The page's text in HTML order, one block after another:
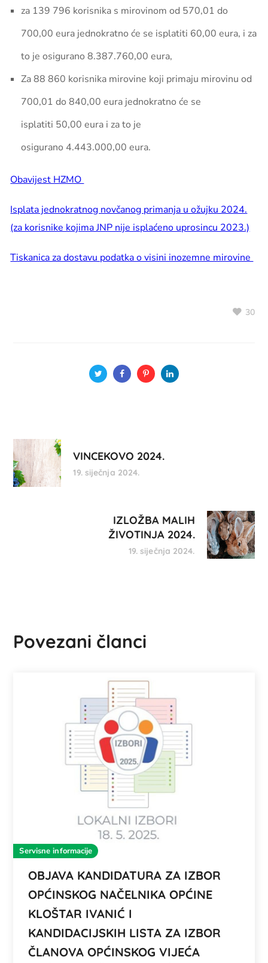
za 139 796 korisnika s mirovinom od 570,01 do
700,00 eura jednokratno će se isplatiti 60,00 eura, i za
to je osigurano 8.387.760,00 eura,
Za88 860 korisnika mirovine koji primaju mirovinu od
700,01 do 840,00 eura jednokratno će se
isplatiti 50,00 eura i za to je
osigurano 4.443.000,00 eura.
Obavijest HZMO
Isplata jednokratnog novčanog primanja u ožujku 2024.
(za korisnike kojima JNP nije isplaćeno uprosincu 2023.)
Tiskanica za dostavu podatka o visini inozemne mirovine
30
VINCEKOVO 2024.
19. siječnja 2024.
IZLOŽBA MALIH
ŽIVOTINJA 2024.
19. siječnja 2024.
Povezani članci
Servisne informacije
OBJAVA KANDIDATURA ZA IZBOR
OPĆINSKOG NAČELNIKA OPĆINE
KLOŠTAR IVANIĆ I
KANDIDACIJSKIH LISTA ZA IZBOR
ČLANOVA OPĆINSKOG VIJEĆA